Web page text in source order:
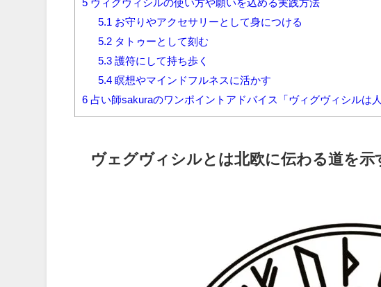
5 ヴィグヴィシルの使い方や願いを込める実践方法
5.1 お守りやアクセサリーとして身につける
5.2 タトゥーとして刻む
5.3 護符にして持ち歩く
5.4 瞑想やマインドフルネスに活かす
6 占い師sakuraのワンポイントアドバイス「ヴィグヴィシルは
ヴェグヴィシルとは北欧に伝わる道を示